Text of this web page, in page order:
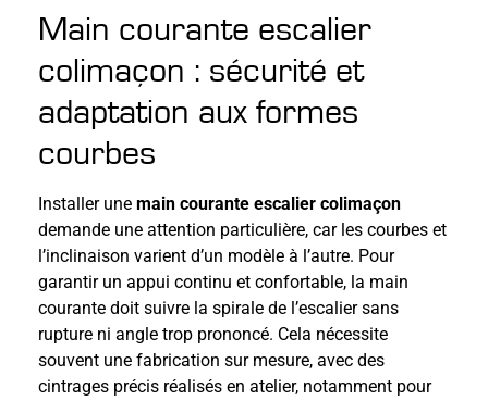
Main courante escalier
colimaçon : sécurité et
adaptation aux formes
courbes
Installer une main courante escalier colimaçon
demande une attention particulière, car les courbes et
l’inclinaison varient d’un modèle à l’autre. Pour
garantir un appui continu et confortable, la main
courante doit suivre la spirale de l’escalier sans
rupture ni angle trop prononcé. Cela nécessite
souvent une fabrication sur mesure, avec des
cintrages précis réalisés en atelier, notamment pour